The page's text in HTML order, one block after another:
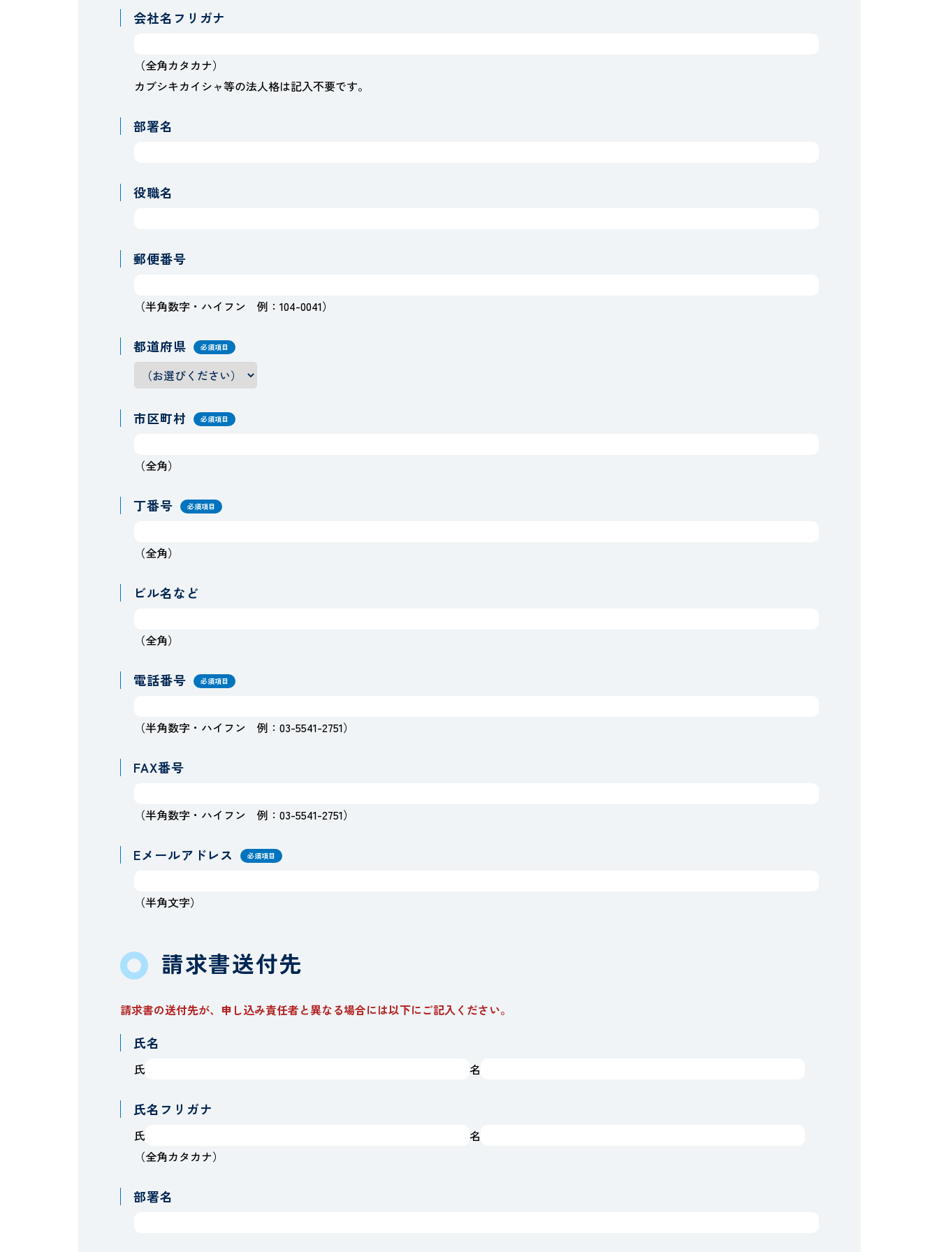
会社名フリガナ
（全角カタカナ）
カブシキカイシャ等の法人格は記入不要です。
部署名
役職名
郵便番号
（半角数字・ハイフン 例：104-0041）
都道府県 必須項目
市区町村 必須項目
（全角）
丁番号 必須項目
（全角）
ビル名など
（全角）
電話番号 必須項目
（半角数字・ハイフン 例：03-5541-2751）
FAX番号
（半角数字・ハイフン 例：03-5541-2751）
Eメールアドレス 必須項目
（半角文字）
請求書送付先
請求書の送付先が、申し込み責任者と異なる場合には以下にご記入ください。
氏名
氏 名
氏名フリガナ
氏
名
（全角カタカナ）
部署名